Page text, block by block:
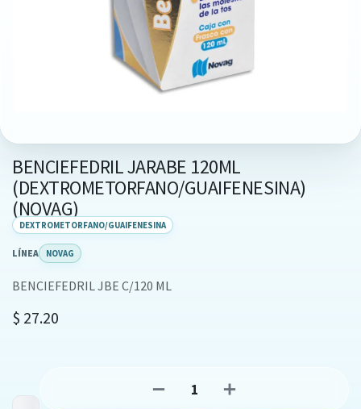
BENCIEFEDRIL JARABE 120ML
(DEXTROMETORFANO/GUAIFENESINA)
(NOVAG)
DEXTROMETORFANO/GUAIFENESINA
LÍNEA NOVAG
BENCIEFEDRIL JBE C/120 ML
$ 27.20